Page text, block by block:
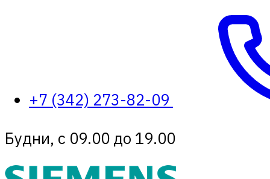
+7 (342) 273-82-09
Будни, с 09.00 до 19.00